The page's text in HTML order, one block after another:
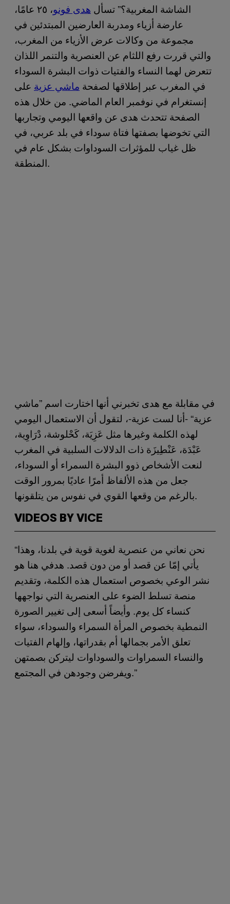
الشاشة المغربية؟” تسأل هدى فونو
، ٢٥ عامًا،
عارضة أزياء ومدربة العارضين المبتدئين في
مجموعة من وكالات عرض الأزياء من المغرب،
والتي قررت رفع اللثام عن العنصرية والتنمر اللذان
تتعرض لهما النساء والفتيات ذوات البشرة السوداء
في المغرب عبر إطلاقها لصفحة ماشي عزية على
إنستغرام في نوفمبر العام الماضي. من خلال هذه
الصفحة تتحدث هدى عن واقعها اليومي وتجاربها
التي تخوضها بصفتها فتاة سوداء في بلد عربي، في
ظل غياب للمؤثرات السوداوات بشكل عام في
المنطقة.
في مقابلة مع هدى تخبرني أنها اختارت اسم ”ماشي
عزية“ -أنا لست عزية-، لتقول أن الاستعمال اليومي
لهذه الكلمة وغيرها مثل عَزِيَة، كَحْلوشة، دْرَاوِية،
عَبْدَة، عَنْطِيزَة ذات الدلالات السلبية في المغرب
لنعت الأشخاص ذوو البشرة السمراء أو السوداء،
جعل من هذه الألفاظ أمرًا عاديًا بمرور الوقت
بالرغم من وقعها القوي في نفوس من يتلقونها.
VIDEOS BY VICE
“نحن نعاني من عنصرية لغوية قوية في بلدنا، وهذا
يأتي إمّا عن قصد أو من دون قصد. هدفي هنا هو
نشر الوعي بخصوص استعمال هذه الكلمة، وتقديم
منصة تسلط الضوء على العنصرية التي نواجهها
كنساء كل يوم. وأيضاً أسعى إلى تغيير الصورة
النمطية بخصوص المرأة السمراء والسوداء، سواء
تعلق الأمر بجمالها أم بقدراتها، وإلهام الفتيات
والنساء السمراوات والسوداوات ليتركن بصمتهن
ويفرضن وجودهن في المجتمع.”